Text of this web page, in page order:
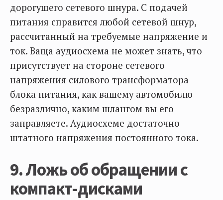
дорогущего сетевого шнура. С подачей
питания справится любой сетевой шнур,
рассчитанный на требуемые напряжение и
ток. Ваща аудиосхема не может знать, что
присутствует на стороне сетевого
напряжения силового трансформатора
блока питания, как вашему автомобилю
безразлично, каким шлангом вы его
заправляете. Аудиосхеме достаточно
штатного напряжения постоянного тока.
9. Ложь об обращении с
компакт-дисками